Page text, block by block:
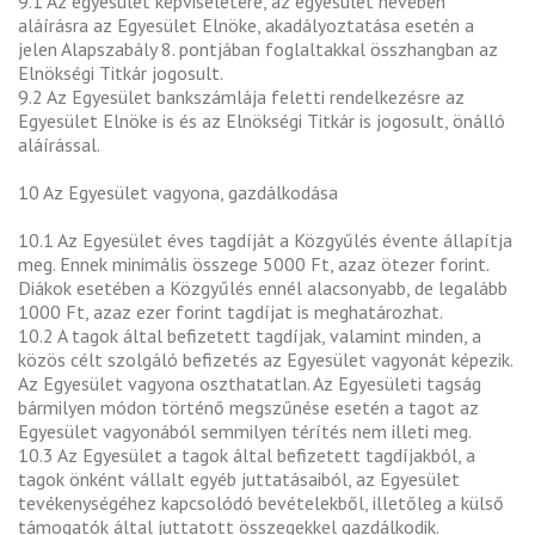
aláírásra az Egyesület Elnöke, akadályoztatása esetén a
jelen Alapszabály 8. pontjában foglaltakkal összhangban az
Elnökségi Titkár jogosult.
9.2 Az Egyesület bankszámlája feletti rendelkezésre az
Egyesület Elnöke is és az Elnökségi Titkár is jogosult, önálló
aláírással.
10 Az Egyesület vagyona, gazdálkodása
10.1 Az Egyesület éves tagdíját a Közgyűlés évente állapítja
meg. Ennek minimális összege 5000 Ft, azaz ötezer forint.
Diákok esetében a Közgyűlés ennél alacsonyabb, de legalább
1000 Ft, azaz ezer forint tagdíjat is meghatározhat.
10.2 A tagok által befizetett tagdíjak, valamint minden, a
közös célt szolgáló befizetés az Egyesület vagyonát képezik.
Az Egyesület vagyona oszthatatlan. Az Egyesületi tagság
bármilyen módon történő megszűnése esetén a tagot az
Egyesület vagyonából semmilyen térítés nem illeti meg.
10.3 Az Egyesület a tagok által befizetett tagdíjakból, a
tagok önként vállalt egyéb juttatásaiból, az Egyesület
tevékenységéhez kapcsolódó bevételekből, illetőleg a külső
támogatók által juttatott összegekkel gazdálkodik.